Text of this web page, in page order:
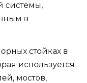
системы,
в
стойках в
используется
мостов,